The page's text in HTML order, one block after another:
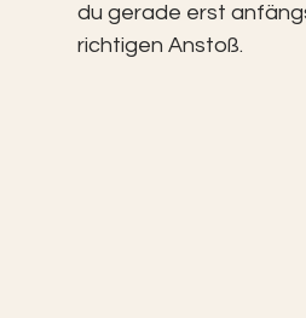
du gerade erst
richtigen Anstoß.